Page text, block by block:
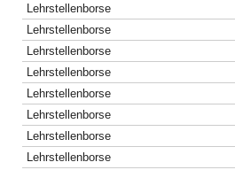
Lehrstellenborse
Lehrstellenborse
Lehrstellenborse
Lehrstellenborse
Lehrstellenborse
Lehrstellenborse
Lehrstellenborse
Lehrstellenborse